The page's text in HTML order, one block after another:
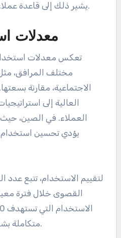
يشير ذلك إلى قاعدة عملاء قوية تقدر تجربة الملعب.
معدلات
تعكس معدلات
مختلف المرافق،
الاجتماعية، مقارنة
العالية إلى
العملاء. في الصين، حيث
يؤدي تحسين استخدام
لتقييم الاستخدام، تتبع
القصوى خلال فترة
متكاملة بشكل جيد في تجربة العملاء.